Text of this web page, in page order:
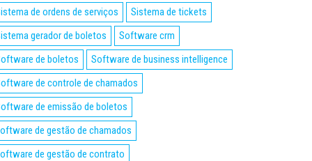
de ordens de serviços
Sistema de tickets
gerador de boletos
Software crm
de boletos
Software de business intelligence
de controle de chamados
de emissão de boletos
de gestão de chamados
de gestão de contrato